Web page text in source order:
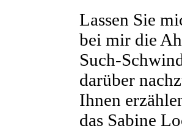
Lassen Sie
bei mir die
Such-
darüber
Ihnen
das Sabine